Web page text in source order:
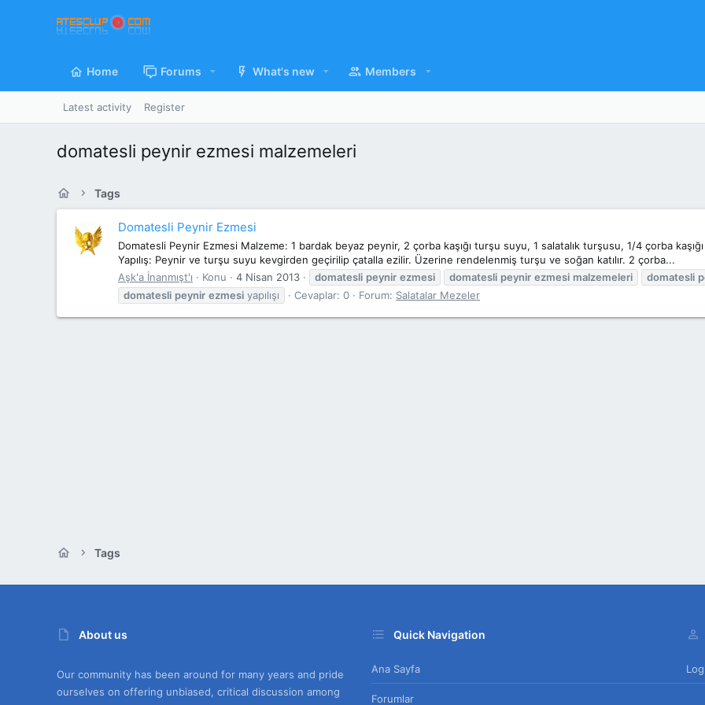
Home Forums What's new Members
Latest activity Register
domatesli peynir ezmesi malzemeleri
Tags
Domatesli Peynir Ezmesi
Domatesli Peynir Ezmesi Malzeme: 1 bardak beyaz peynir, 2 çorba kaşığı turşu suyu, 1 salatalık turşusu, 1/4 çorba
Yapılış: Peynir ve turşu suyu kevgirden geçirilip çatalla ezilir. Üzerine rendelenmiş turşu ve soğan katılır. 2 çorba...
Aşk'a İnanmışt'ı
Konu 4 Nisan 2013 domatesli peynir ezmesi domatesli peynir ezmesi malzemeleri domatesli
domatesli peynir ezmesi yapılışı Cevaplar: 0 Forum: Salatalar Mezeler
Tags
About us
Our community has been around for many years and pride
ourselves on offering unbiased, critical discussion among
Quick Navigation
Ana Sayfa
Forumlar